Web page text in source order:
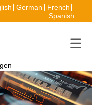
German
French
Spanish